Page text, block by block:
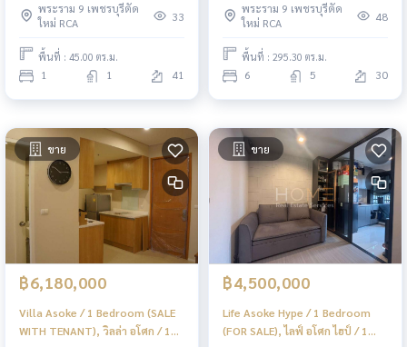
พระราม 9 เพชรบุรีตัด
ใหม่ RCA
33
พื้นที่ : 45.00 ตร.ม.
1 1 41
JSMN375
พระราม 9 เพชรบุรีตัด
ใหม่ RCA
48
พื้นที่ : 295.30 ตร.ม.
6 5 30
ขาย
฿6,180,000
Villa Asoke / 1 Bedroom (SALE
WITH TENANT), วิลล่า อโศก / 1
ขาย
฿4,500,000
Life Asoke Hype / 1 Bedroom
(FOR SALE), ไลฟ์ อโศก ไฮป์ / 1